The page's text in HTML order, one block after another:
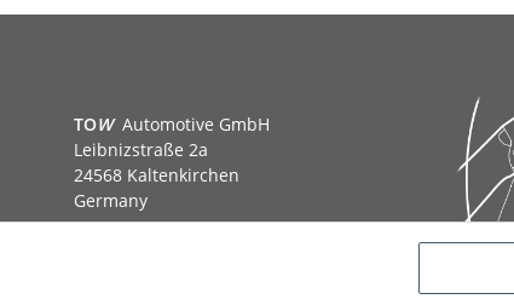
TOW Automotive GmbH
Leibnizstraße 2a
24568 Kaltenkirchen
Germany